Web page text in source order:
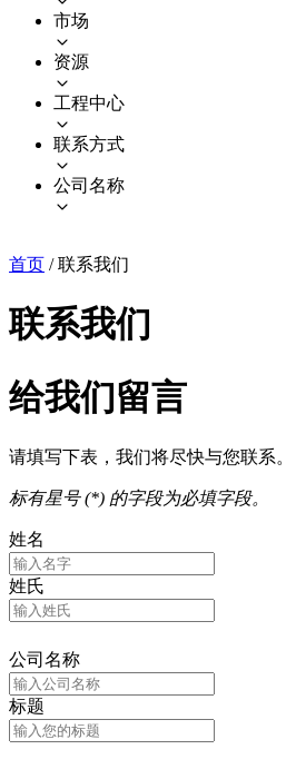
市场
资源
工程中心
联系方式
公司名称
首页 / 联系我们
联系我们
给我们留言
请填写下表，我们将尽快与您联系。
标有星号 (*) 的字段为必填字段。
姓名
姓氏
公司名称
标题